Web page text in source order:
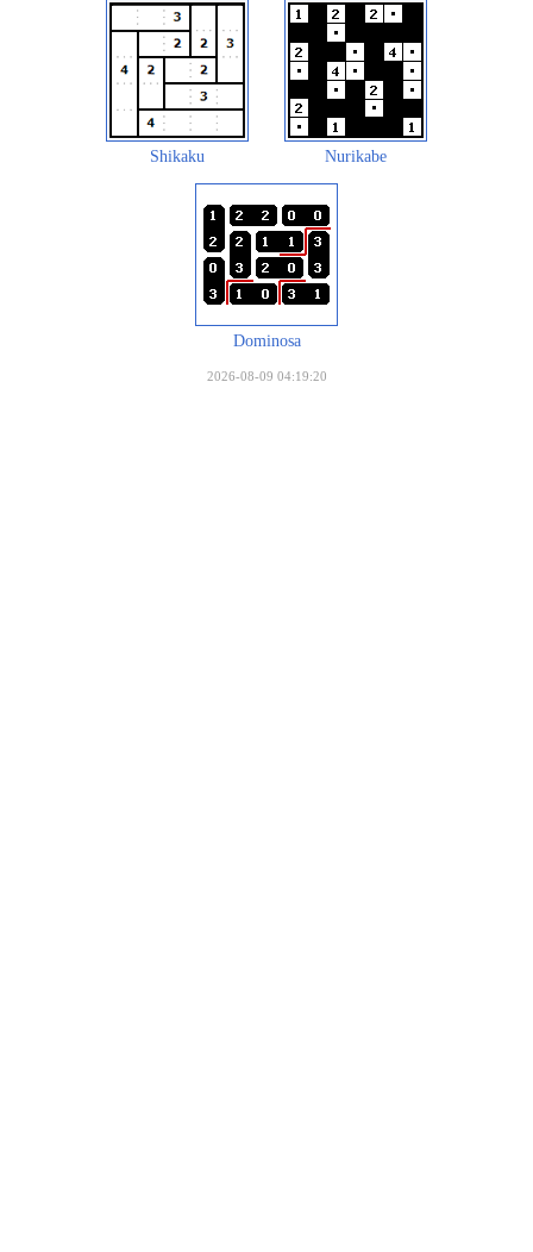
Shikaku Nurikabe
Dominosa
2026-08-09 04:19:20